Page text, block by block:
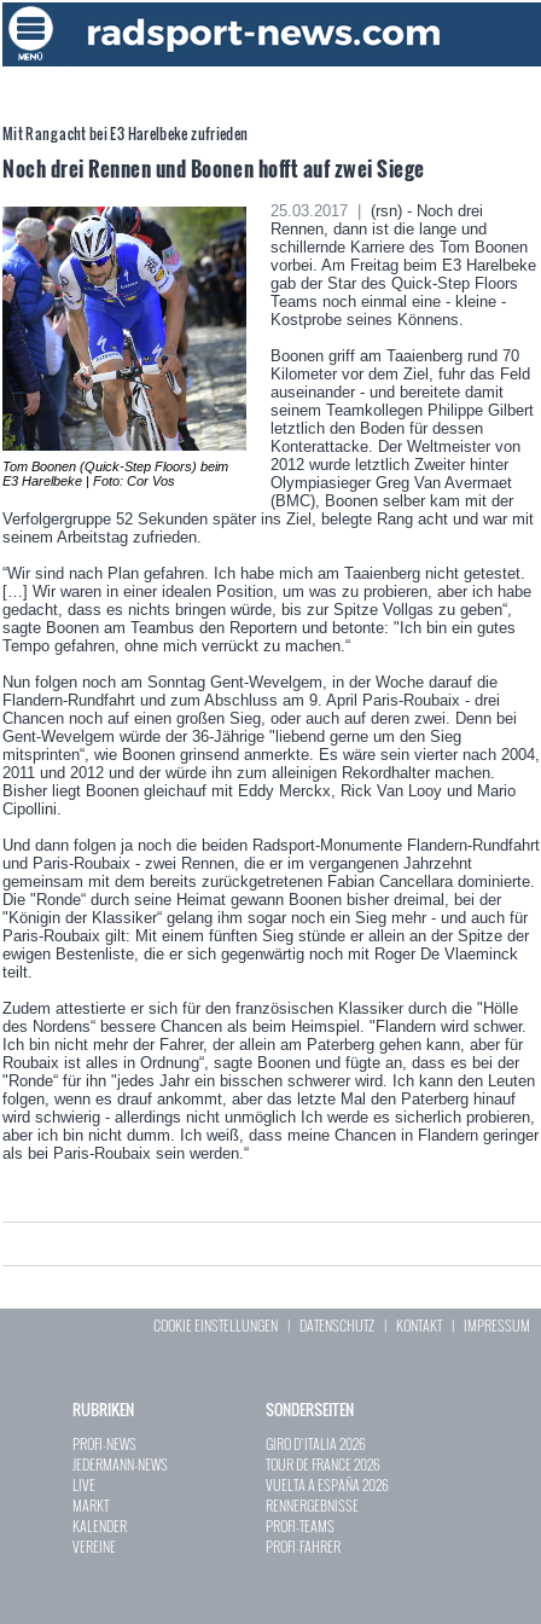
Mit Rang acht bei E3 Harelbeke zufrieden
Noch drei Rennen und Boonen hofft auf zwei Siege
Tom Boonen (Quick-Step Floors) beim
E3 Harelbeke | Foto: Cor Vos
25.03.2017 |
(rsn) - Noch drei
Rennen, dann ist die lange und
schillernde Karriere des Tom Boonen
vorbei. Am Freitag beim E3 Harelbeke
gab der Star des Quick-Step Floors
Teams noch einmal eine - kleine -
Kostprobe seines Könnens.
Boonen griff am Taaienberg rund 70
Kilometer vor dem Ziel, fuhr das Feld
auseinander - und bereitete damit
seinem Teamkollegen Philippe Gilbert
letztlich den Boden für dessen
Konterattacke. Der Weltmeister von
2012 wurde letztlich Zweiter hinter
Olympiasieger Greg Van Avermaet
(BMC), Boonen selber kam mit der
Verfolgergruppe 52 Sekunden später ins Ziel, belegte Rang acht und war mit
seinem Arbeitstag zufrieden.
“Wir sind nach Plan gefahren. Ich habe mich am Taaienberg nicht getestet.
[…] Wir waren in einer idealen Position, um was zu probieren, aber ich habe
gedacht, dass es nichts bringen würde, bis zur Spitze Vollgas zu geben“,
sagte Boonen am Teambus den Reportern und betonte: "Ich bin ein gutes
Tempo gefahren, ohne mich verrückt zu machen.“
Nun folgen noch am Sonntag Gent-Wevelgem, in der Woche darauf die
Flandern-Rundfahrt und zum Abschluss am 9. April Paris-Roubaix - drei
Chancen noch auf einen großen Sieg, oder auch auf deren zwei. Denn bei
Gent-Wevelgem würde der 36-Jährige "liebend gerne um den Sieg
mitsprinten“, wie Boonen grinsend anmerkte. Es wäre sein vierter nach 2004,
2011 und 2012 und der würde ihn zum alleinigen Rekordhalter machen.
Bisher liegt Boonen gleichauf mit Eddy Merckx, Rick Van Looy und Mario
Cipollini.
Und dann folgen ja noch die beiden Radsport-Monumente Flandern-Rundfahrt
und Paris-Roubaix - zwei Rennen, die er im vergangenen Jahrzehnt
gemeinsam mit dem bereits zurückgetretenen Fabian Cancellara dominierte.
Die "Ronde“ durch seine Heimat gewann Boonen bisher dreimal, bei der
"Königin der Klassiker“ gelang ihm sogar noch ein Sieg mehr - und auch für
Paris-Roubaix gilt: Mit einem fünften Sieg stünde er allein an der Spitze der
ewigen Bestenliste, die er sich gegenwärtig noch mit Roger De Vlaeminck
teilt.
Zudem attestierte er sich für den französischen Klassiker durch die "Hölle
des Nordens“ bessere Chancen als beim Heimspiel. "Flandern wird schwer.
Ich bin nicht mehr der Fahrer, der allein am Paterberg gehen kann, aber für
Roubaix ist alles in Ordnung“, sagte Boonen und fügte an, dass es bei der
"Ronde“ für ihn "jedes Jahr ein bisschen schwerer wird. Ich kann den Leuten
folgen, wenn es drauf ankommt, aber das letzte Mal den Paterberg hinauf
wird schwierig - allerdings nicht unmöglich Ich werde es sicherlich probieren,
aber ich bin nicht dumm. Ich weiß, dass meine Chancen in Flandern geringer
als bei Paris-Roubaix sein werden.“
COOKIE EINSTELLUNGEN | DATENSCHUTZ | KONTAKT| IMPRESSUM
RUBRIKEN
PROFI-NEWS
JEDERMANN-NEWS
LIVE
MARKT
KALENDER
VEREINE
SONDERSEITEN
GIRO D`ITALIA 2026
TOUR DE FRANCE 2026
VUELTA A ESPAÑA 2026
RENNERGEBNISSE
PROFI-TEAMS
PROFI-FAHRER